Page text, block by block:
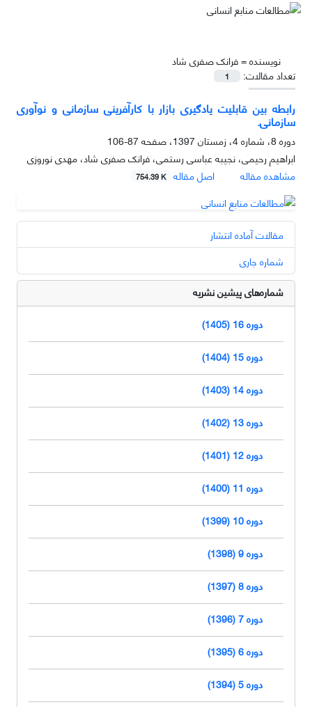
نویسنده =فرانک صفری شاد
تعداد مقالات:
1
رابطه بین قابلیت یادگیری بازار با کارآفرینی سازمانی و نوآوری
سازمانی.
دوره 8، شماره 4، زمستان 1397، صفحه
87-106
ابراهیم رحیمی، نجیبه عباسی رستمی، فرانک صفری شاد، مهدی نوروزی
مشاهده مقاله
اصل مقاله 754.39 K
مقالات آماده انتشار
شماره جاری
شماره‌های پیشین نشریه
دوره 16 (1405)
دوره 15 (1404)
دوره 14 (1403)
دوره 13 (1402)
دوره 12 (1401)
دوره 11 (1400)
دوره 10 (1399)
دوره 9 (1398)
دوره 8 (1397)
دوره 7 (1396)
دوره 6 (1395)
دوره 5 (1394)